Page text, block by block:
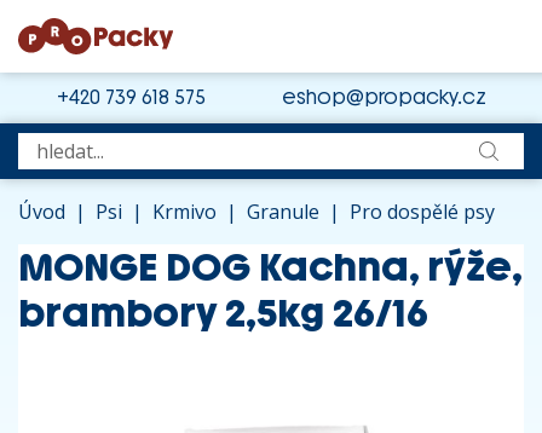
+420 739 618 575 eshop@propacky.cz
Úvod | Psi | Krmivo | Granule | Pro dospělé psy
MONGE DOG Kachna, rýže,
brambory 2,5kg 26/16